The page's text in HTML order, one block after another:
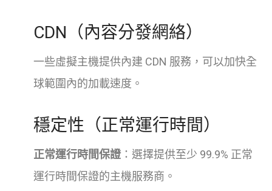
CDN（內容分發網絡）
一些虛擬主機提供內建 CDN 服務，可以加快全
球範圍內的加載速度。
穩定性（正常運行時間）
正常運行時間保證：選擇提供至少 99.9% 正常
運行時間保證的主機服務商。